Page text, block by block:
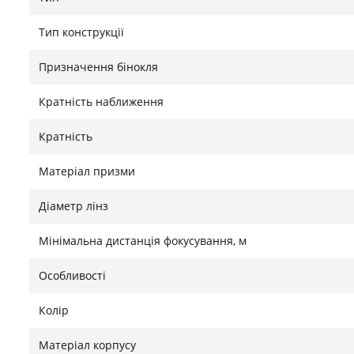
поєднанням кольорів — ці окуляри не лише
Знайшли помилку?
Тип конструкції
Призначення бінокля
Кратність наближення
Кратність
Матеріал призми
Діаметр лінз
Мінімальна дистанція фокусування, м
Особливості
Колір
Матеріал корпусу